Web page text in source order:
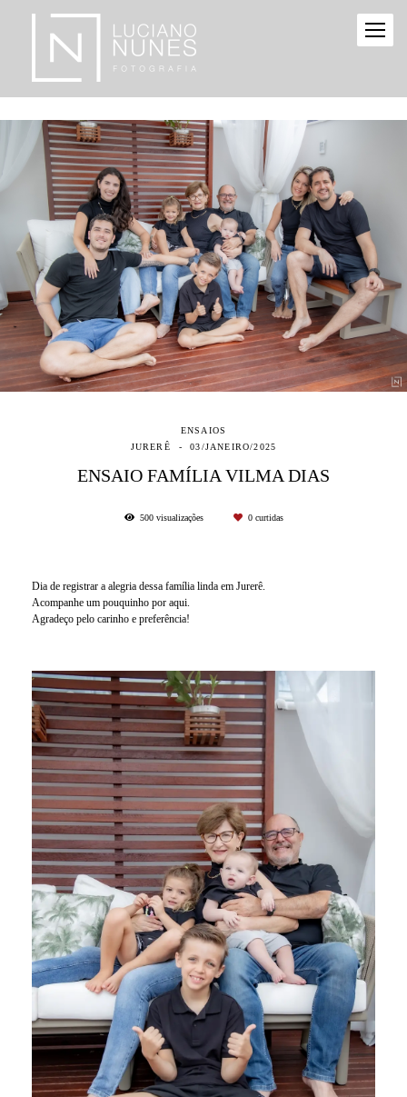
ENSAIOS
JURERÊ
03/JANEIRO/2025
ENSAIO FAMÍLIA VILMA DIAS
500visualizações 0curtidas
Dia de registrar a alegria dessa família linda em Jurerê.
Acompanhe um pouquinho por aqui.
Agradeço pelo carinho e preferência!